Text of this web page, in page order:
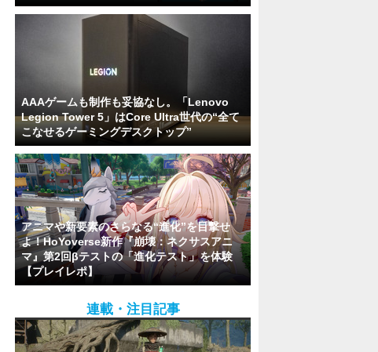
AAAゲームも制作も妥協なし。「Lenovo
Legion Tower 5」はCore Ultra世代の“全て
こなせるゲーミングデスクトップ”
アニマや新要素のさらなる“進化”を目撃せ
よ！HoYoverse新作『崩壊：ネクサスアニ
マ』第2回βテストの「進化テスト」を体験
【プレイレポ】
連載・注目記事